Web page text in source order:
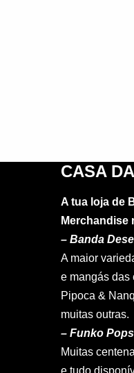
CASA
A tua loja de
Merchandise
– Banda
A maior
e mangás das
Pipoca &
muitas outras.
– Funko
Muitas